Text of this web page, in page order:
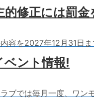
修正には罰金
容を2027年12月31日
ント情報!
ブでは毎月一度、ワン